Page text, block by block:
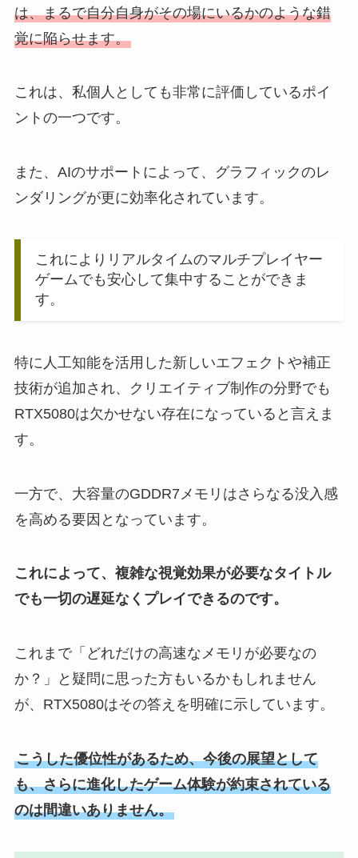
は、まるで自分自身がその場にいるかのような錯
覚に陥らせます。
これは、私個人としても非常に評価しているポイ
ントの一つです。
また、AIのサポートによって、グラフィックのレ
ンダリングが更に効率化されています。
これによりリアルタイムのマルチプレイヤー
ゲームでも安心して集中することができま
す。
特に人工知能を活用した新しいエフェクトや補正
技術が追加され、クリエイティブ制作の分野でも
RTX5080は欠かせない存在になっていると言えま
す。
一方で、大容量のGDDR7メモリはさらなる没入感
を高める要因となっています。
これによって、複雑な視覚効果が必要なタイトル
でも一切の遅延なくプレイできるのです。
これまで「どれだけの高速なメモリが必要なの
か？」と疑問に思った方もいるかもしれません
が、RTX5080はその答えを明確に示しています。
こうした優位性があるため、今後の展望として
も、さらに進化したゲーム体験が約束されている
のは間違いありません。